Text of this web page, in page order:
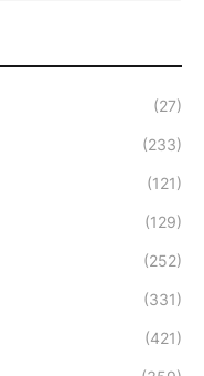
(27)
(233)
(121)
(129)
(252)
(331)
(421)